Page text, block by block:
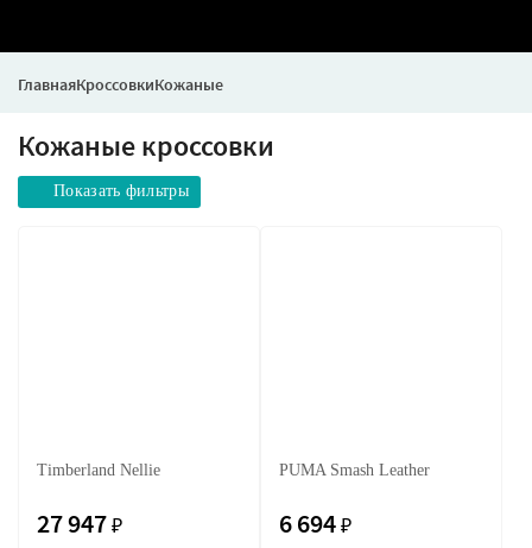
ГлавнаяКроссовкиКожаные
Кожаные кроссовки
Показать фильтры
Timberland Nellie
27 947 ₽
PUMA Smash Leather
6 694 ₽